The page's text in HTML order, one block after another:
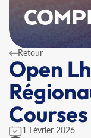
Retour
Open
Courses
1 Février 2026